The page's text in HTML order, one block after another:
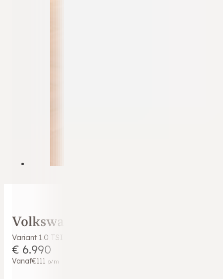
Volkswagen Golf
Variant 1.0 TSI Comfortline NAP Trekhaak Cruise Navi
€ 6.990
Vanaf€111 p/m